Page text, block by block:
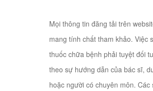
Mọi thông tin đăng tải trên
mang tính chất tham khảo. Việc
thuốc chữa bệnh phải tuyệt đối
theo sự hướng dẫn của bác sĩ,
hoặc người có chuyên môn. Các